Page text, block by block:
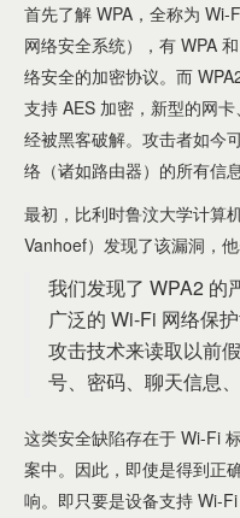
首先了解 WPA，全称为
网络安全系统），有 WPA
络安全的加密协议。而
支持 AES 加密，新型的网
经被黑客破解。攻击者如今
络（诸如路由器）的所有信息
最初，比利时鲁汶大学计算
Vanhoef）发现了该漏洞，他
我们发现了 WPA2 的
广泛的 Wi-Fi 网络保
攻击技术来读取以前
号、密码、聊天信息
这类安全缺陷存在于 Wi-Fi
案中。因此，即使是得到正
响。即只要是设备支持 Wi-